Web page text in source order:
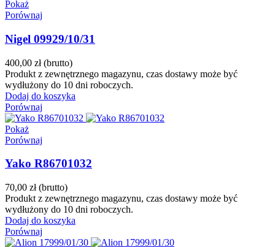
Pokaż
Porównaj
Nigel 09929/10/31
400,00 zł (brutto)
Produkt z zewnętrznego magazynu, czas dostawy może być
wydłużony do 10 dni roboczych.
Dodaj do koszyka
Porównaj
Pokaż
Porównaj
Yako R86701032
70,00 zł (brutto)
Produkt z zewnętrznego magazynu, czas dostawy może być
wydłużony do 10 dni roboczych.
Dodaj do koszyka
Porównaj